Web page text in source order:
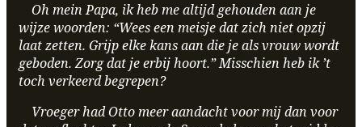
Oh mein Papa, ik heb me altijd gehouden aan je
wijze woorden: “Wees een meisje dat zich niet opzij
laat zetten. Grijp elke kans aan die je als vrouw wordt
geboden. Zorg dat je erbij hoort.” Misschien heb ik ’t
toch verkeerd begrepen?
Vroeger had Otto meer aandacht voor mij dan voor